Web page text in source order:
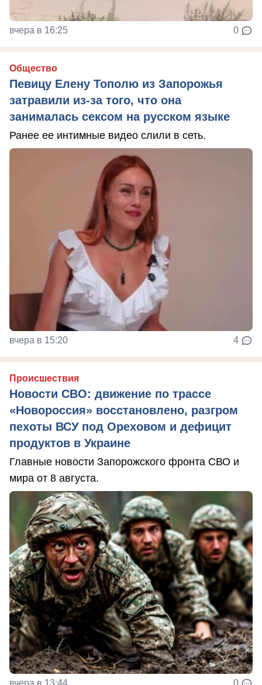
вчера в 16:25 0
Общество
Певицу Елену Тополю из Запорожья
затравили из-за того, что она
занималась сексом на русском языке
Ранее ее интимные видео слили в сеть.
вчера в 15:20 4
Происшествия
Новости СВО: движение по трассе
«Новороссия» восстановлено, разгром
пехоты ВСУ под Ореховом и дефицит
продуктов в Украине
Главные новости Запорожского фронта СВО и
мира от 8 августа.
вчера в 13:44 0